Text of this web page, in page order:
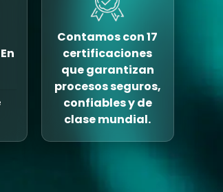
Contamos con 17
certificaciones
que garantizan
procesos seguros,
confiables y de
clase mundial.